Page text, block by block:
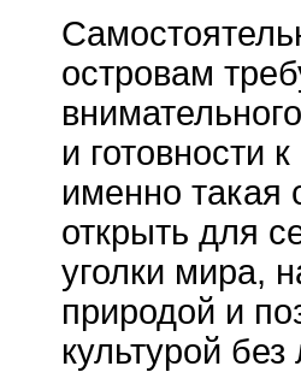
островам
и готовности
именно такая
открыть для
уголки мира,
природой и
культурой